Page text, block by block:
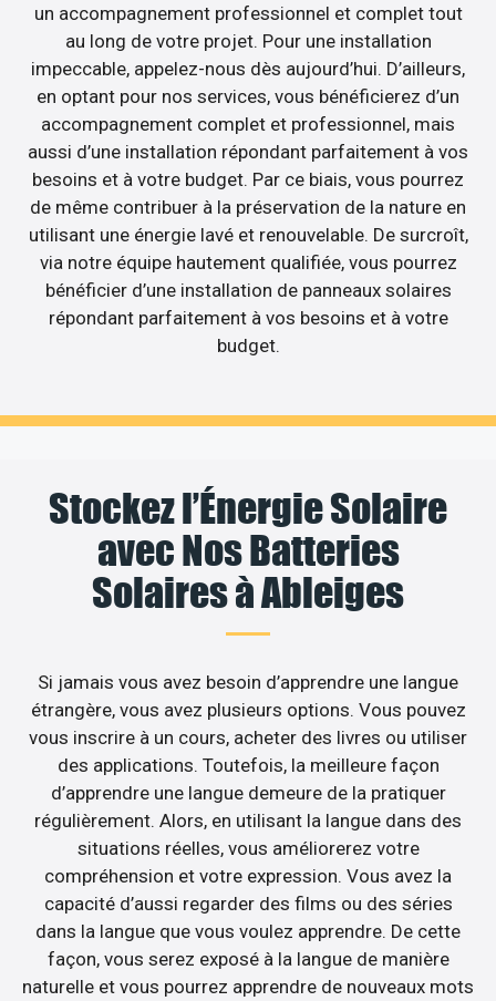
un accompagnement professionnel et complet tout
au long de votre projet. Pour une installation
impeccable, appelez-nous dès aujourd’hui. D’ailleurs,
en optant pour nos services, vous bénéficierez d’un
accompagnement complet et professionnel, mais
aussi d’une installation répondant parfaitement à vos
besoins et à votre budget. Par ce biais, vous pourrez
de même contribuer à la préservation de la nature en
utilisant une énergie lavé et renouvelable. De surcroît,
via notre équipe hautement qualifiée, vous pourrez
bénéficier d’une installation de panneaux solaires
répondant parfaitement à vos besoins et à votre
budget.
Stockez l’Énergie Solaire
avec Nos Batteries
Solaires à Ableiges
Si jamais vous avez besoin d’apprendre une langue
étrangère, vous avez plusieurs options. Vous pouvez
vous inscrire à un cours, acheter des livres ou utiliser
des applications. Toutefois, la meilleure façon
d’apprendre une langue demeure de la pratiquer
régulièrement. Alors, en utilisant la langue dans des
situations réelles, vous améliorerez votre
compréhension et votre expression. Vous avez la
capacité d’aussi regarder des films ou des séries
dans la langue que vous voulez apprendre. De cette
façon, vous serez exposé à la langue de manière
naturelle et vous pourrez apprendre de nouveaux mots